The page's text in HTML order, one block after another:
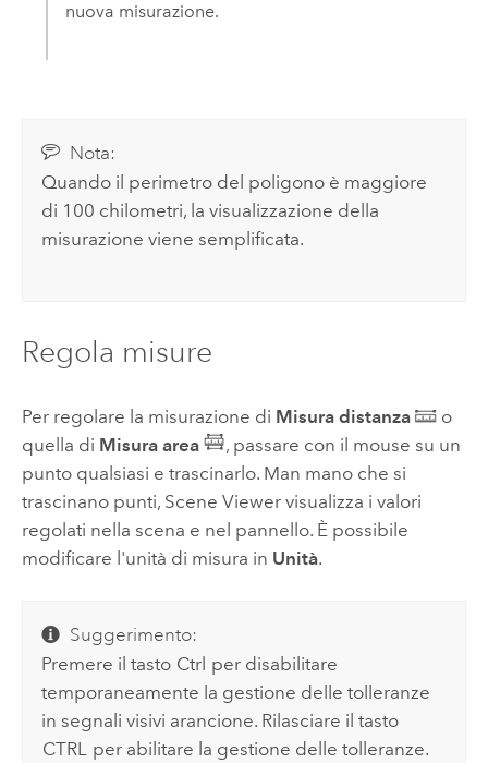
nuova misurazione.
Nota:
Quando il perimetro del poligono è maggiore
di 100 chilometri, la visualizzazione della
misurazione viene semplificata.
Regola misure
Per regolare la misurazione di Misura distanza
o
quella di Misura area
, passare con il mouse su un
punto qualsiasi e trascinarlo. Man mano che si
trascinano punti, Scene Viewervisualizza i valori
regolati nella scena e nel pannello. È possibile
modificare l'unità di misura in Unità.
Suggerimento:
Premere il tasto Ctrl per disabilitare
temporaneamente la gestione delle tolleranze
in segnali visivi arancione. Rilasciare il tasto
CTRL per abilitare la gestione delle tolleranze.